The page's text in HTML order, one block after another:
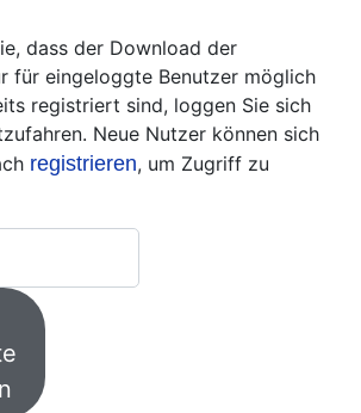
dass der Download der
für eingeloggte Benutzer möglich
registriert sind, loggen Sie sich
Neue Nutzer können sich
registrieren, um Zugriff zu